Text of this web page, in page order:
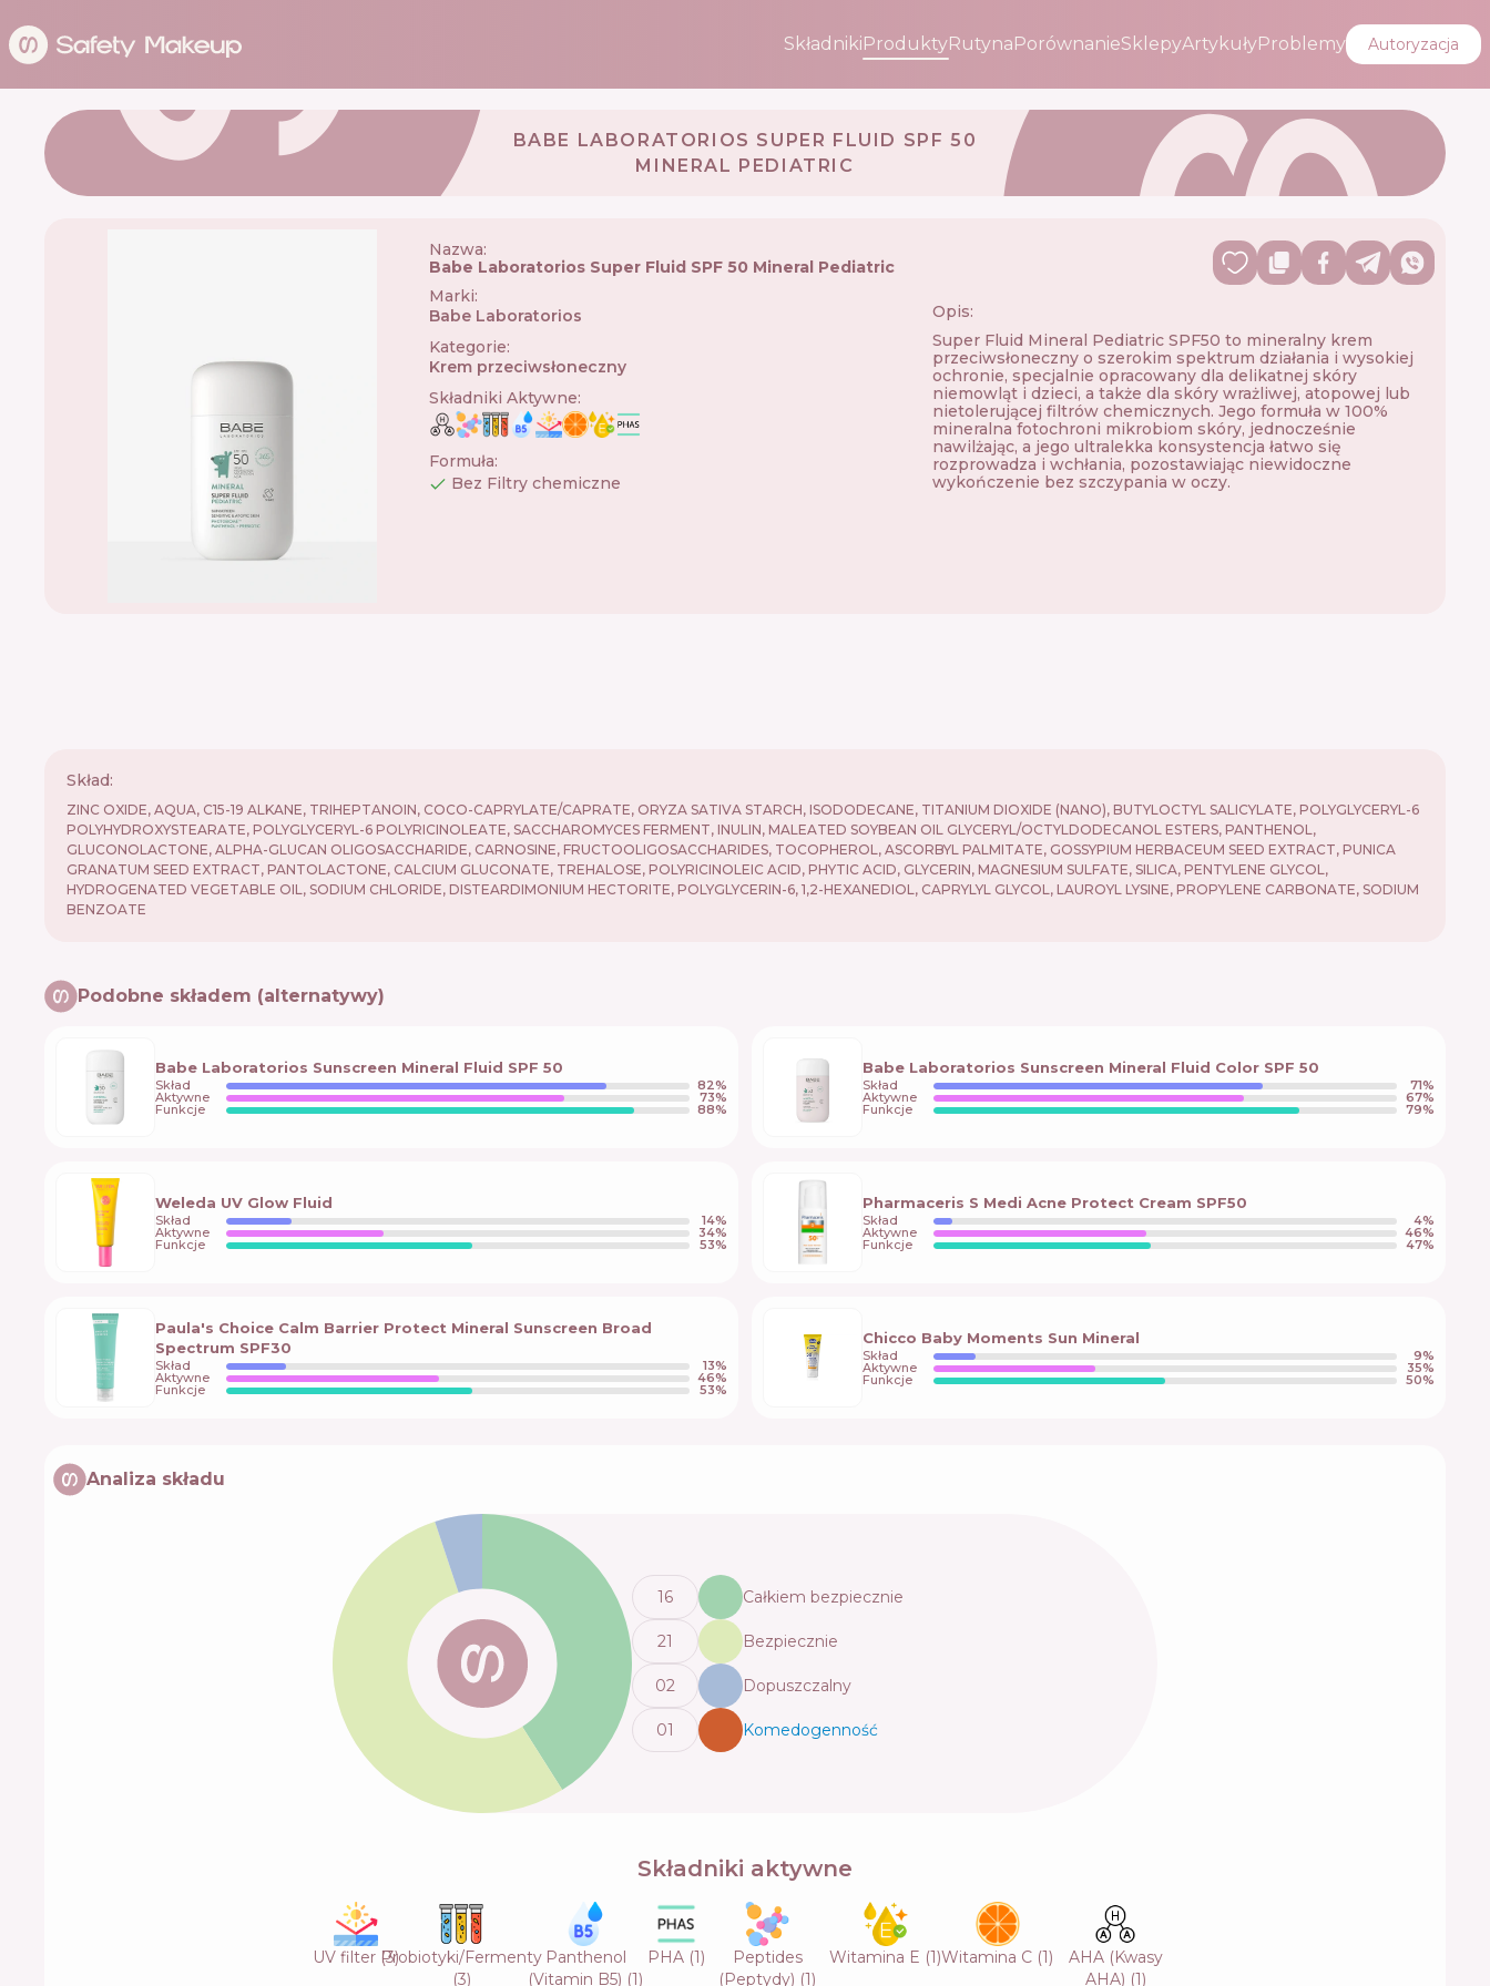
SkładnikiProduktyRutynaPorównanieSklepyArtykułyProblemy Autoryzacja
BABE LABORATORIOS SUPER FLUID SPF 50
MINERAL PEDIATRIC
Nazwa:
Babe Laboratorios Super Fluid SPF 50 Mineral Pediatric
Marki:
Babe Laboratorios
Kategorie:
Krem przeciwsłoneczny
Składniki Aktywne:
Formuła:
Bez Filtry chemiczne
Opis:
Super Fluid Mineral Pediatric SPF50 to mineralny krem ​​
przeciwsłoneczny o szerokim spektrum działania i wysokiej
ochronie, specjalnie opracowany dla delikatnej skóry
niemowląt i dzieci, a także dla skóry wrażliwej, atopowej lub
nietolerującej filtrów chemicznych. Jego formuła w 100%
mineralna fotochroni mikrobiom skóry, jednocześnie
nawilżając, a jego ultralekka konsystencja łatwo się
rozprowadza i wchłania, pozostawiając niewidoczne
wykończenie bez szczypania w oczy.
Skład:
ZINC OXIDE, AQUA, C15-19 ALKANE, TRIHEPTANOIN, COCO-CAPRYLATE/CAPRATE, ORYZA SATIVA STARCH, ISODODECANE, TITANIUM DIOXIDE (NANO), BUTYLOCTYL SALICYLATE, POLYGLYCERYL-6
POLYHYDROXYSTEARATE, POLYGLYCERYL-6 POLYRICINOLEATE, SACCHAROMYCES FERMENT, INULIN, MALEATED SOYBEAN OIL GLYCERYL/OCTYLDODECANOL ESTERS, PANTHENOL,
GLUCONOLACTONE, ALPHA-GLUCAN OLIGOSACCHARIDE, CARNOSINE, FRUCTOOLIGOSACCHARIDES, TOCOPHEROL, ASCORBYL PALMITATE, GOSSYPIUM HERBACEUM SEED EXTRACT, PUNICA
GRANATUM SEED EXTRACT, PANTOLACTONE, CALCIUM GLUCONATE, TREHALOSE, POLYRICINOLEIC ACID, PHYTIC ACID, GLYCERIN, MAGNESIUM SULFATE, SILICA, PENTYLENE GLYCOL,
HYDROGENATED VEGETABLE OIL, SODIUM CHLORIDE, DISTEARDIMONIUM HECTORITE, POLYGLYCERIN-6, 1,2-HEXANEDIOL, CAPRYLYL GLYCOL, LAUROYL LYSINE, PROPYLENE CARBONATE, SODIUM
BENZOATE
Podobne składem (alternatywy)
Babe Laboratorios Sunscreen Mineral Fluid SPF 50
Skład 82%
Aktywne 73%
Funkcje 88%
Babe Laboratorios Sunscreen Mineral Fluid Color SPF 50
Skład 71%
Aktywne 67%
Funkcje 79%
Weleda UV Glow Fluid
Skład 14%
Aktywne 34%
Funkcje 53%
Pharmaceris S Medi Acne Protect Cream SPF50
Skład 4%
Aktywne 46%
Funkcje 47%
Paula's Choice Calm Barrier Protect Mineral Sunscreen Broad
Spectrum SPF30
Skład 13%
Aktywne 46%
Funkcje 53%
Chicco Baby Moments Sun Mineral
Skład 9%
Aktywne 35%
Funkcje 50%
Analiza składu
16 Całkiem bezpiecznie
21 Bezpiecznie
02 Dopuszczalny
01 Komedogenność
Składniki aktywne
UV filter (3)
Probiotyki/Fermenty
(3)
Panthenol
(Vitamin B5) (1)
PHA (1)
Peptides
(Peptydy) (1)
Witamina E (1)Witamina C (1)
AHA (Kwasy
AHA) (1)